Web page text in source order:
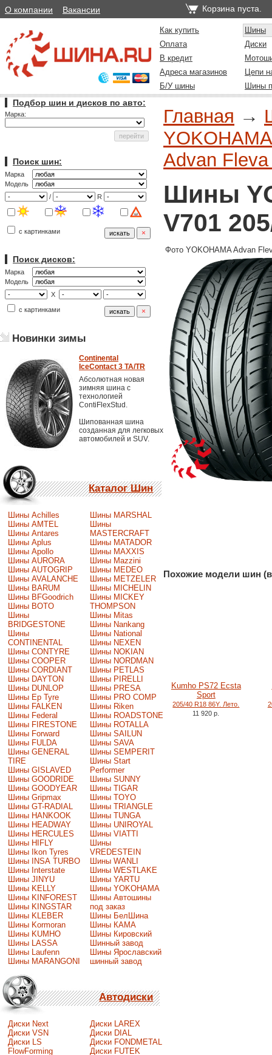
О компании Вакансии Корзина пуста.
Как купить
Шины
Оплата
Диски
В кредит
Адреса магазинов
Цепи
Б/У шины
Шины
Подбор шин и дисков по авто:
Марка:
Поиск шин:
Марка
Модель
/
R
с картинками
Поиск дисков:
Марка
Модель
X
с картинками
Новинки зимы
Continental
IceContact 3 TA/TR
Абсолютная новая
зимняя шина с
технологией
ContiFlexStud.
Шипованная шина
созданная для легковых
автомобилей и SUV.
Каталог Шин
Шины Achilles
Шины AMTEL
Шины Antares
Шины Aplus
Шины Apollo
Шины AURORA
Шины AUTOGRIP
Шины AVALANCHE
Шины BARUM
Шины BFGoodrich
Шины BOTO
Шины
BRIDGESTONE
Шины
CONTINENTAL
Шины CONTYRE
Шины COOPER
Шины CORDIANT
Шины DAYTON
Шины DUNLOP
Шины Ep Tyre
Шины FALKEN
Шины Federal
Шины FIRESTONE
Шины Forward
Шины FULDA
Шины GENERAL
TIRE
Шины GISLAVED
Шины GOODRIDE
Шины GOODYEAR
Шины Gripmax
Шины GT-RADIAL
Шины HANKOOK
Шины HEADWAY
Шины HERCULES
Шины HIFLY
Шины Ikon Tyres
Шины INSA TURBO
Шины Interstate
Шины JINYU
Шины KELLY
Шины KINFOREST
Шины KINGSTAR
Шины KLEBER
Шины Kormoran
Шины KUMHO
Шины LASSA
Шины Laufenn
Шины MARANGONI
Шины MARSHAL
Шины
MASTERCRAFT
Шины MATADOR
Шины MAXXIS
Шины Mazzini
Шины MEDEO
Шины METZELER
Шины MICHELIN
Шины MICKEY
THOMPSON
Шины Mitas
Шины Nankang
Шины National
Шины NEXEN
Шины NOKIAN
Шины NORDMAN
Шины PETLAS
Шины PIRELLI
Шины PRESA
Шины PRO COMP
Шины Riken
Шины ROADSTONE
Шины ROTALLA
Шины SAILUN
Шины SAVA
Шины SEMPERIT
Шины Start
Performer
Шины SUNNY
Шины TIGAR
Шины TOYO
Шины TRIANGLE
Шины TUNGA
Шины UNIROYAL
Шины VIATTI
Шины
VREDESTEIN
Шины WANLI
Шины WESTLAKE
Шины YARTU
Шины YOKOHAMA
Шины Автошины
под заказ
Шины БелШина
Шины КАМА
Шины Кировский
Шинный завод
Шины Ярославский
шинный завод
Автодиски
Диски Next
Диски VSN
Диски LS
FlowForming
Диски LAREX
Диски DIAL
Диски FONDMETAL
Диски FUTEK
Главная →
Advan
Шины
V701
Фото YOKOHAMA Advan
Похожие модели шин
Kumho PS72 Ecsta
Sport
205/40 R18 86Y. Лето.
11 920 р.